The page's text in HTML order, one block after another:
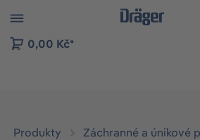
to B2B platform navigation
0,00 Kč*
Produkty
Záchranné a únikové